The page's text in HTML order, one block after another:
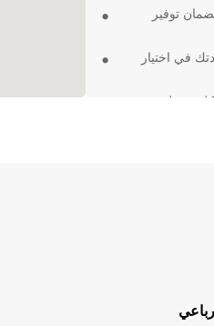
توفير
في اختيار
سهولة ويسر.